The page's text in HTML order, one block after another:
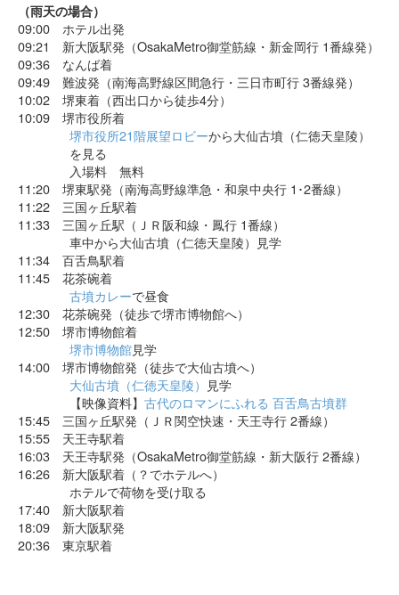
（雨天の場合）
09:00 ホテル出発
09:21 新大阪駅発（OsakaMetro御堂筋線・新金岡行 1番線発）
09:36 なんば着
09:49 難波発（南海高野線区間急行・三日市町行 3番線発）
10:02 堺東着（西出口から徒歩4分）
10:09 堺市役所着
堺市役所21階展望ロビーから大仙古墳（仁徳天皇陵）
を見る
入場料 無料
11:20 堺東駅発（南海高野線準急・和泉中央行 1･2番線）
11:22 三国ヶ丘駅着
11:33 三国ヶ丘駅（ＪＲ阪和線・鳳行 1番線）
車中から大仙古墳（仁徳天皇陵）見学
11:34 百舌鳥駅着
11:45 花茶碗着
古墳カレーで昼食
12:30 花茶碗発（徒歩で堺市博物館へ）
12:50 堺市博物館着
堺市博物館見学
14:00 堺市博物館発（徒歩で大仙古墳へ）
大仙古墳（仁徳天皇陵） 見学
【映像資料】 古代のロマンにふれる 百舌鳥古墳群
15:45 三国ヶ丘駅発（ＪＲ関空快速・天王寺行 2番線）
15:55 天王寺駅着
16:03 天王寺駅発（OsakaMetro御堂筋線・新大阪行 2番線）
16:26 新大阪駅着（？でホテルへ）
ホテルで荷物を受け取る
17:40 新大阪駅着
18:09 新大阪駅発
20:36 東京駅着